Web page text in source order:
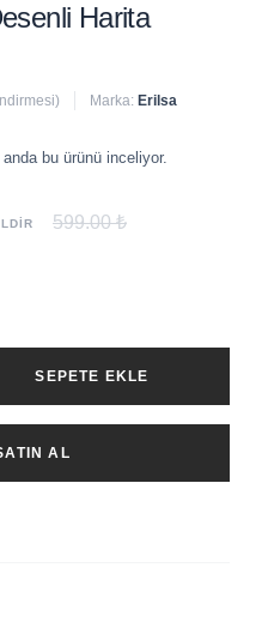
Harita
Marka: Erilsa
bu ürünü inceliyor.
599.00 ₺
SEPETE EKLE
AL